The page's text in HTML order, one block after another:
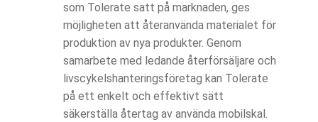
som Tolerate satt på marknaden, ges
möjligheten att återanvända materialet för
produktion av nya produkter. Genom
samarbete med ledande återförsäljare och
livscykelshanteringsföretag kan Tolerate
på ett enkelt och effektivt sätt
säkerställa återtag av använda mobilskal.